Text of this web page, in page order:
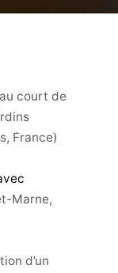
court de
France)
Marne,
d’un